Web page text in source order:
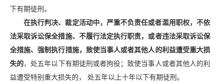
下有期徒刑。
在执行判决、裁定活动中，严重不负责任或者滥用职权，不依
法采取诉讼保全措施、不履行法定执行职责，或者违法采取诉讼保
全措施、强制执行措施，致使当事人或者其他人的利益遭受重大损
失的，处五年以下有期徒刑或者拘役；致使当事人或者其他人的利
益遭受特别重大损失的， 处五年以上十年以下有期徒刑。